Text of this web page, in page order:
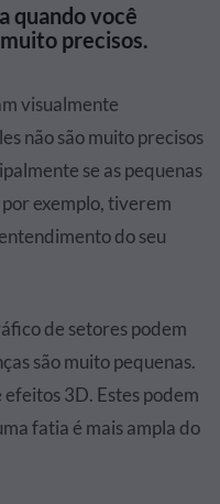
quando você
precisos.
visualmente
não são muito precisos
se as pequenas
exemplo, tiverem
do seu
de setores podem
são muito pequenas.
3D. Estes podem
fatia é mais ampla do